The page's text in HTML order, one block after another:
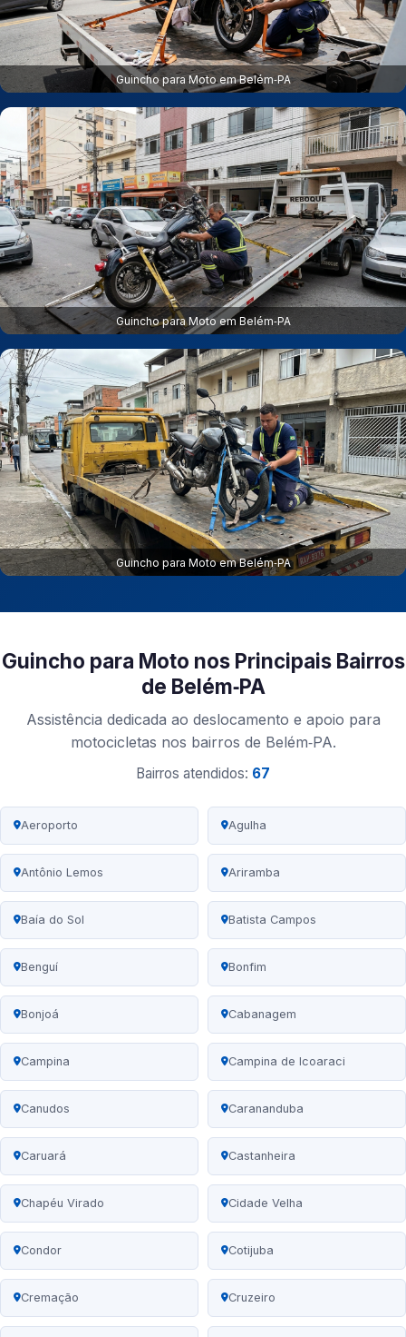
Guincho para Moto em Belém‑PA
Guincho para Moto em Belém‑PA
Guincho para Moto em Belém‑PA
Guincho para Moto nos Principais Bairros
de Belém‑PA
Assistência dedicada ao deslocamento e apoio para
motocicletas nos bairros de Belém‑PA.
Bairros atendidos: 67
Aeroporto Agulha
Antônio Lemos Ariramba
Baía do Sol Batista Campos
Benguí Bonfim
Bonjoá Cabanagem
Campina Campina de Icoaraci
Canudos Carananduba
Caruará Castanheira
Chapéu Virado Cidade Velha
Condor Cotijuba
Cremação Cruzeiro